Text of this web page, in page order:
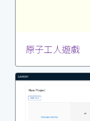
原子工人遊戲